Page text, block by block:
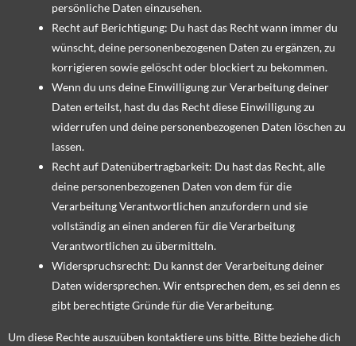
persönliche Daten einzusehen.
Recht auf Berichtigung: Du hast das Recht wann immer du
wünscht, deine personenbezogenen Daten zu ergänzen, zu
korrigieren sowie gelöscht oder blockiert zu bekommen.
Wenn du uns deine Einwilligung zur Verarbeitung deiner
Daten erteilst, hast du das Recht diese Einwilligung zu
widerrufen und deine personenbezogenen Daten löschen zu
lassen.
Recht auf Datenübertragbarkeit: Du hast das Recht, alle
deine personenbezogenen Daten von dem für die
Verarbeitung Verantwortlichen anzufordern und sie
vollständig an einen anderen für die Verarbeitung
Verantwortlichen zu übermitteln.
Widerspruchsrecht: Du kannst der Verarbeitung deiner
Daten widersprechen. Wir entsprechen dem, es sei denn es
gibt berechtigte Gründe für die Verarbeitung.
Um diese Rechte auszuüben kontaktiere uns bitte. Bitte beziehe dich